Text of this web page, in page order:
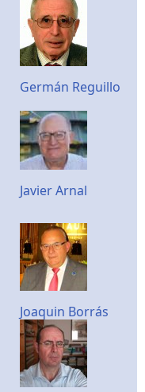
Germán Reguillo
Javier Arnal
Joaquin Borrás